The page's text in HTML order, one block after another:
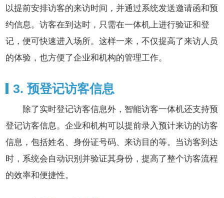
以提前安排访客的来访时间，并通过系统发送邀请函和预
约信息。访客在到达时，只需在一体机上进行验证和登
记，便可快速进入场所。这样一来，不仅提高了来访人员
的体验，也方便了企业和机构的管理工作。
3. 预登记访客信息
除了实时登记访客信息外，智能访客一体机还支持预
登记访客信息。企业和机构可以提前录入预计来访的访客
信息，包括姓名、身份证号码、来访目的等。当访客到达
时，系统会自动识别并验证其身份，提高了整个访客流程
的效率和便捷性。